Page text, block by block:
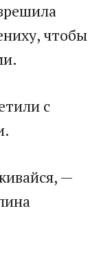
чтобы
с
—